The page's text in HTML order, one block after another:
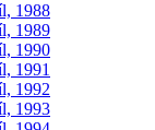
1988
1989
1990
1991
1992
1993